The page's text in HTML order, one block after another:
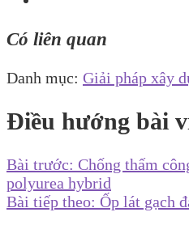
Có liên quan
Danh mục: Giải pháp xây
Điều hướng bài
Bài trước: Chống thấm
polyurea hybrid
Bài tiếp theo: Ốp lát gạch